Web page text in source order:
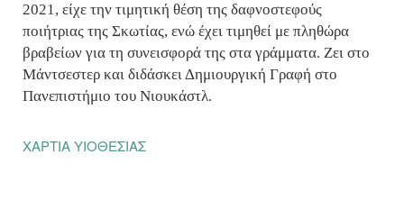
2021, είχε την τιμητική θέση της δαφνοστεφούς
ποιήτριας της Σκωτίας, ενώ έχει τιμηθεί με πληθώρα
βραβείων για τη συνεισφορά της στα γράμματα. Ζει στο
Μάντσεστερ και διδάσκει Δημιουργική Γραφή στο
Πανεπιστήμιο του Νιουκάστλ.
ΧΑΡΤΙΑ ΥΙΟΘΕΣΙΑΣ